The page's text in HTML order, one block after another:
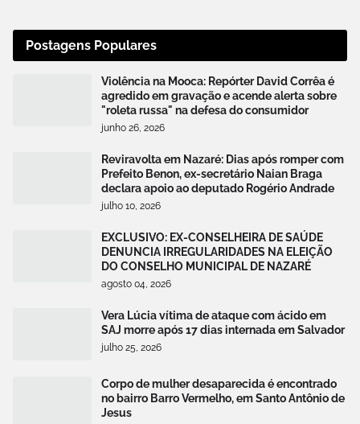
Postagens Populares
Violência na Mooca: Repórter David Corrêa é
agredido em gravação e acende alerta sobre
"roleta russa" na defesa do consumidor
junho 26, 2026
Reviravolta em Nazaré: Dias após romper com
Prefeito Benon, ex-secretário Naian Braga
declara apoio ao deputado Rogério Andrade
julho 10, 2026
EXCLUSIVO: EX-CONSELHEIRA DE SAÚDE
DENUNCIA IRREGULARIDADES NA ELEIÇÃO
DO CONSELHO MUNICIPAL DE NAZARÉ
agosto 04, 2026
Vera Lúcia vítima de ataque com ácido em
SAJ morre após 17 dias internada em Salvador
julho 25, 2026
Corpo de mulher desaparecida é encontrado
no bairro Barro Vermelho, em Santo Antônio de
Jesus